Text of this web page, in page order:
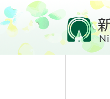
ペ
ー
ジ
メ
ニ
ュ